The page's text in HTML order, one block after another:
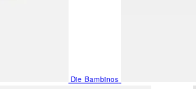
Die Bambinos